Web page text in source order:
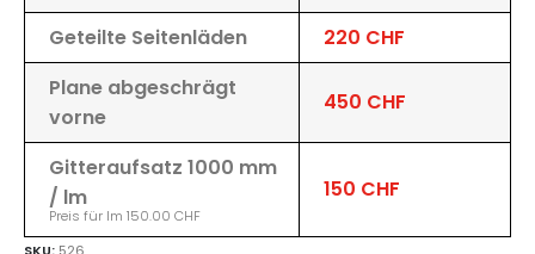
Geteilte Seitenläden
220 CHF
Plane abgeschrägt
vorne
450 CHF
Gitteraufsatz 1000 mm
/ lm
Preis für lm 150.00 CHF
150 CHF